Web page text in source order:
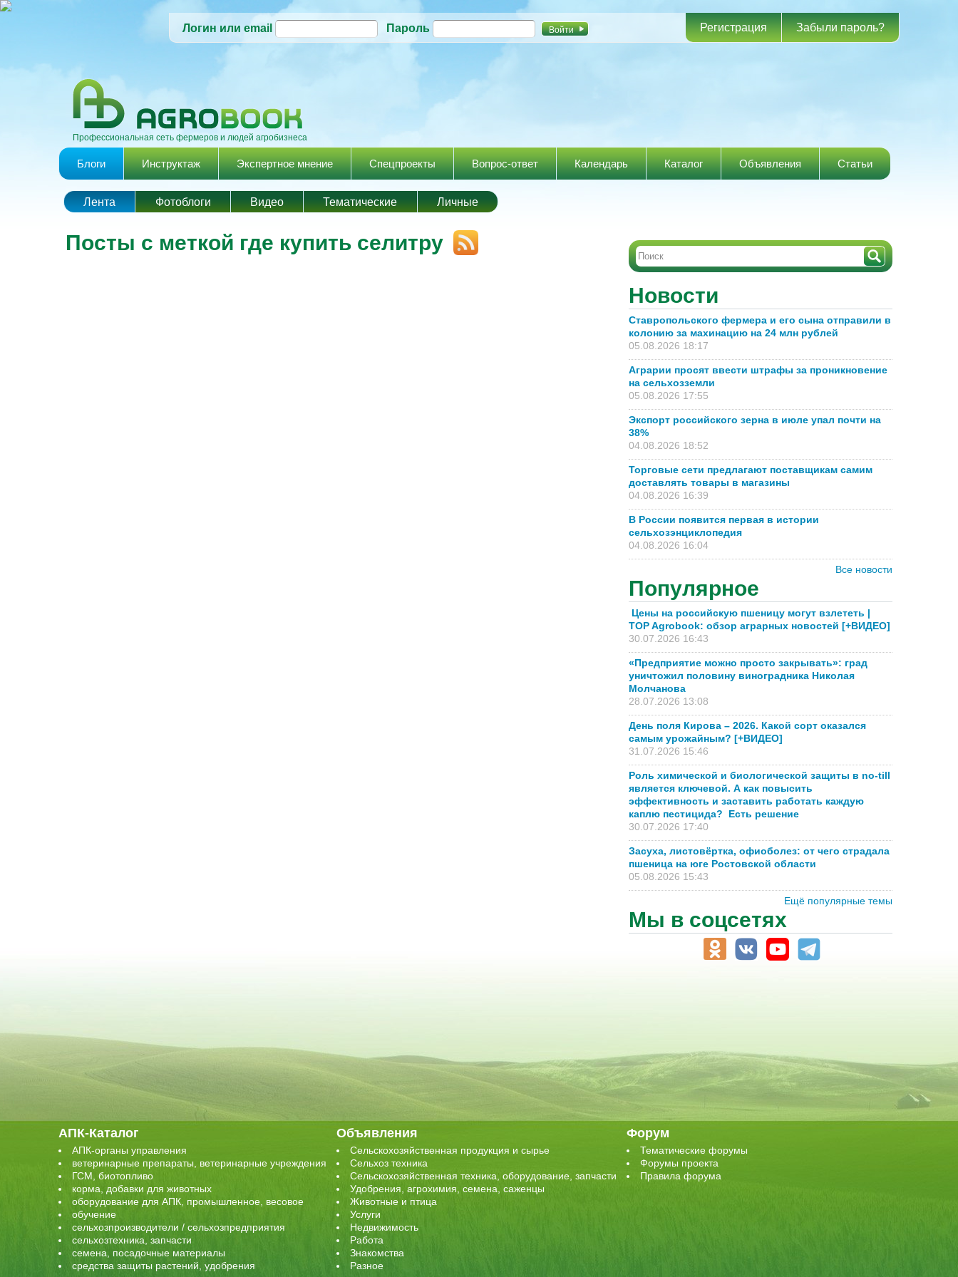
Перейти к
содержанию
Логин или email Пароль Регистрация Забыли пароль?
Профессиональная сеть фермеров и людей агробизнеса
Главное меню
Блоги Инструктаж Экспертное мнение Спецпроекты Вопрос-ответ Календарь Каталог Объявления Статьи
Лента Фотоблоги Видео Тематические Личные
Посты с меткой где купить селитру
Новости
Ставропольского фермера и его сына отправили в
колонию за махинацию на 24 млн рублей
05.08.2026 18:17
Аграрии просят ввести штрафы за проникновение
на сельхозземли
05.08.2026 17:55
Экспорт российского зерна в июле упал почти на
38%
04.08.2026 18:52
Торговые сети предлагают поставщикам самим
доставлять товары в магазины
04.08.2026 16:39
В России появится первая в истории
сельхозэнциклопедия
04.08.2026 16:04
Все новости
Популярное
Цены на российскую пшеницу могут взлететь |
TOP Agrobook: обзор аграрных новостей [+ВИДЕО]
30.07.2026 16:43
«Предприятие можно просто закрывать»: град
уничтожил половину виноградника Николая
Молчанова
28.07.2026 13:08
День поля Кирова – 2026. Какой сорт оказался
самым урожайным? [+ВИДЕО]
31.07.2026 15:46
Роль химической и биологической защиты в no-till
является ключевой. А как повысить
эффективность и заставить работать каждую
каплю пестицида? Есть решение
30.07.2026 17:40
Засуха, листовёртка, офиоболез: от чего страдала
пшеница на юге Ростовской области
05.08.2026 15:43
Ещё популярные темы
Мы в соцсетях
АПК-Каталог
АПК-органы управления
ветеринарные препараты, ветеринарные учреждения
ГСМ, биотопливо
корма, добавки для животных
оборудование для АПК, промышленное, весовое
обучение
сельхозпроизводители / сельхозпредприятия
сельхозтехника, запчасти
семена, посадочные материалы
средства защиты растений, удобрения
Объявления
Сельскохозяйственная продукция и сырье
Сельхоз техника
Сельскохозяйственная техника, оборудование, запчасти
Удобрения, агрохимия, семена, саженцы
Животные и птица
Услуги
Недвижимость
Работа
Знакомства
Разное
Форум
Тематические форумы
Форумы проекта
Правила форума